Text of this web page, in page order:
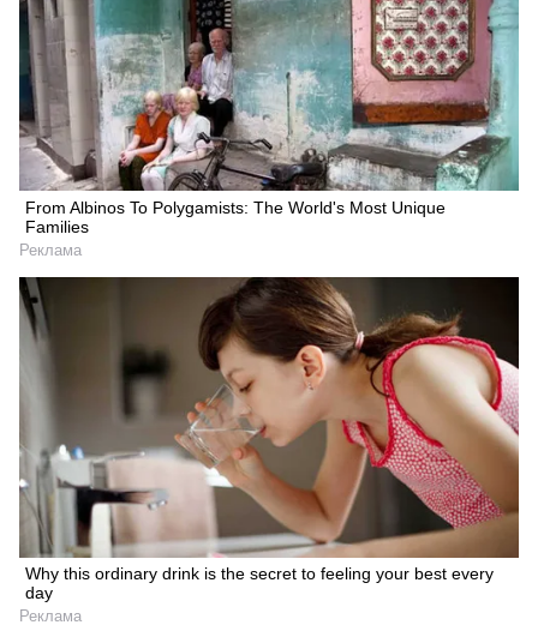
From Albinos To Polygamists: The World's Most Unique
Families
Реклама
Why this ordinary drink is the secret to feeling your best every
day
Реклама